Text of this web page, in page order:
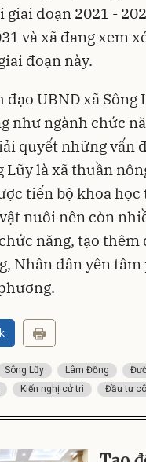
giai đoạn 2021 -
và xã đang xem
đoạn này.
đạo UBND xã
như ngành chức
quyết những vấn
Lũy là xã thuần
tiến bộ khoa
nuôi nên còn
năng, tạo thêm
Nhân dân yên
Sông Lũy Lâm Đồng
Kiến nghị cử tri Đầu tư